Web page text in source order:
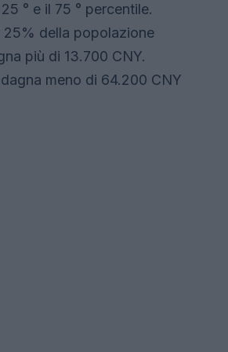
° e il 75 ° percentile.
25% della popolazione
più di 13.700 CNY.
meno di 64.200 CNY